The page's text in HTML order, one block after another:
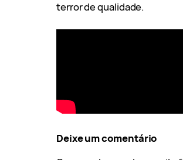
terror de qualidade.
Deixe um comentário